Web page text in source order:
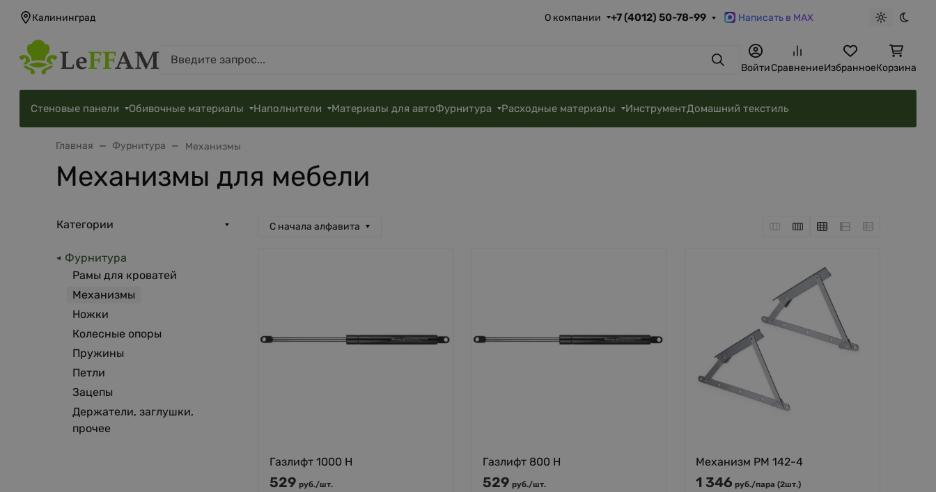
Калининград О компании +7 (4012) 50-78-99 Написать в MAX
Светлая
ПоискВойтиСравнениеИзбранноеКорзина
Стеновые панели Обивочные материалы Наполнители Материалы для автоФурнитура Расходные материалы ИнструментДомашний текстиль
Главная Фурнитура Механизмы
Механизмы для мебели
Категории
Фурнитура
Рамы для кроватей
Механизмы
Ножки
Колесные опоры
Пружины
Петли
Зацепы
Держатели, заглушки,
прочее
С начала алфавита
Газлифт 1000 Н
529 руб./шт.
Газлифт 800 Н
529 руб./шт.
Механизм PM 142-4
1 346 руб./пара (2шт.)